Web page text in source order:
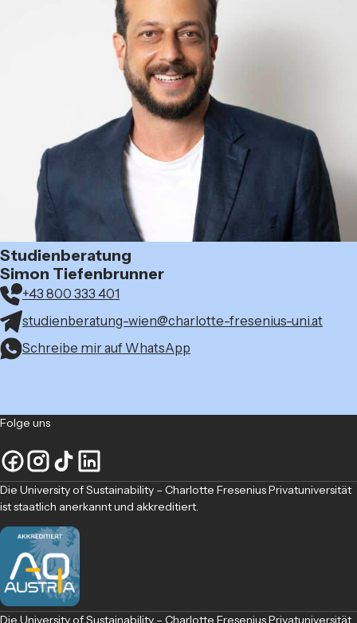
Studienberatung
Simon Tiefenbrunner
+43 800 333 401
studienberatung-wien@charlotte-fresenius-uni.at
Schreibe mir auf WhatsApp
Folge uns
Die University of Sustainability – Charlotte Fresenius Privatuniversität
ist staatlich anerkannt und akkreditiert.
Die University of Sustainability – Charlotte Fresenius Privatuniversität